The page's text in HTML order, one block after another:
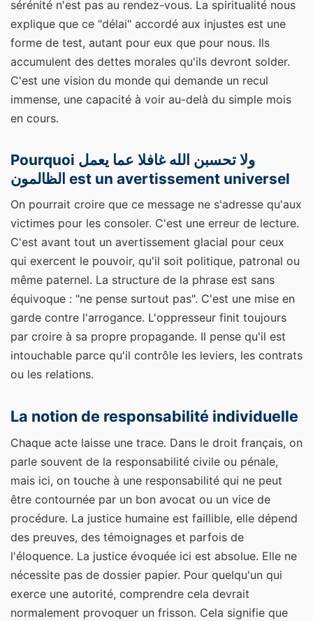
sérénité n'est pas au rendez-vous. La spiritualité nous
explique que ce "délai" accordé aux injustes est une
forme de test, autant pour eux que pour nous. Ils
accumulent des dettes morales qu'ils devront solder.
C'est une vision du monde qui demande un recul
immense, une capacité à voir au-delà du simple mois
en cours.
Pourquoi ولا تحسبن الله غافلا عما يعمل
الظالمون est un avertissement universel
On pourrait croire que ce message ne s'adresse qu'aux
victimes pour les consoler. C'est une erreur de lecture.
C'est avant tout un avertissement glacial pour ceux
qui exercent le pouvoir, qu'il soit politique, patronal ou
même paternel. La structure de la phrase est sans
équivoque : "ne pense surtout pas". C'est une mise en
garde contre l'arrogance. L'oppresseur finit toujours
par croire à sa propre propagande. Il pense qu'il est
intouchable parce qu'il contrôle les leviers, les contrats
ou les relations.
La notion de responsabilité individuelle
Chaque acte laisse une trace. Dans le droit français, on
parle souvent de la responsabilité civile ou pénale,
mais ici, on touche à une responsabilité qui ne peut
être contournée par un bon avocat ou un vice de
procédure. La justice humaine est faillible, elle dépend
des preuves, des témoignages et parfois de
l'éloquence. La justice évoquée ici est absolue. Elle ne
nécessite pas de dossier papier. Pour quelqu'un qui
exerce une autorité, comprendre cela devrait
normalement provoquer un frisson. Cela signifie que